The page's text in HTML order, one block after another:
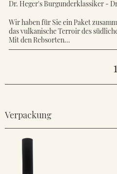
Dr. Heger's Burgunderklassiker -
Wir haben für Sie ein Paket
das vulkanische Terroir des
Mit den Rebsorten...
Verpackung